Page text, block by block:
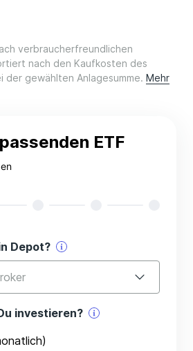
verbraucherfreundlichen
nach den Kaufkosten des
gewählten Anlagesumme. Mehr
ETF
Depot?
investieren?